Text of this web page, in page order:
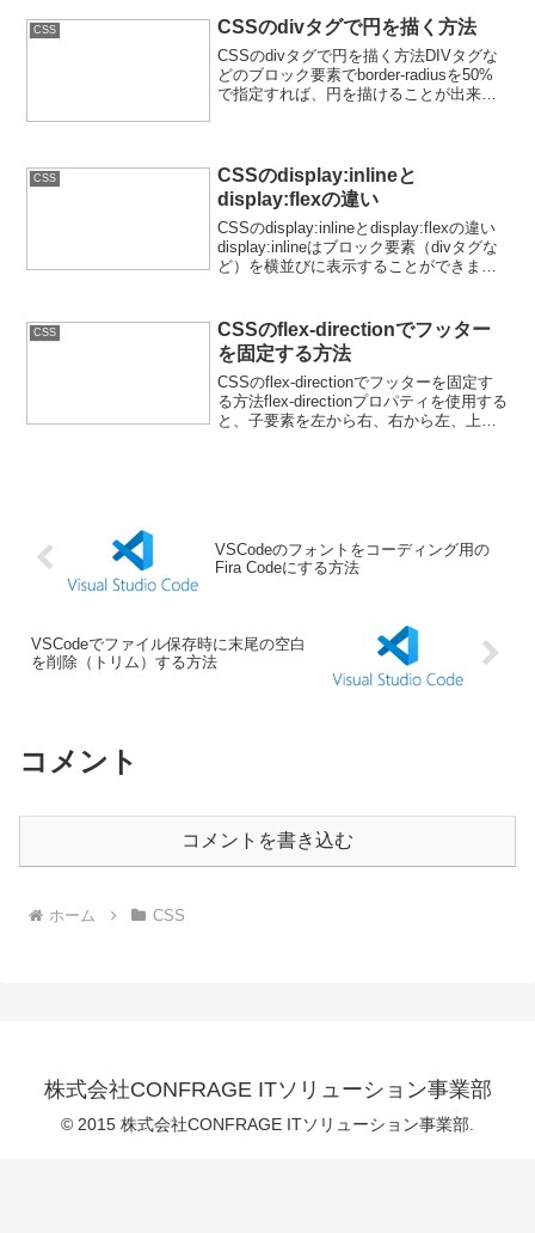
を使えば一発で可能です...
CSS CSSのdivタグで円を描く方法
CSSのdivタグで円を描く方法DIVタグな
どのブロック要素でborder-radiusを50%
で指定すれば、円を描けることが出来ま
CSS
CSSのdisplay:inlineと
display:flexの違い
CSSのdisplay:inlineとdisplay:flexの違い
display:inlineはブロック要素（divタグな
ど）を横並びに表示することができま
CSS
CSSのflex-directionでフッター
を固定する方法
CSSのflex-directionでフッターを固定す
る方法flex-directionプロパティを使用する
と、子要素を左から右、右から左、上か
VSCodeのフォントをコーディング用の
Fira Codeにする方法
VSCodeでファイル保存時に末尾の空白
を削除（トリム）する方法
コメント
コメントを書き込む
ホーム CSS
株式会社CONFRAGE ITソリューション事業部
© 2015 株式会社CONFRAGE ITソリューション事業部.